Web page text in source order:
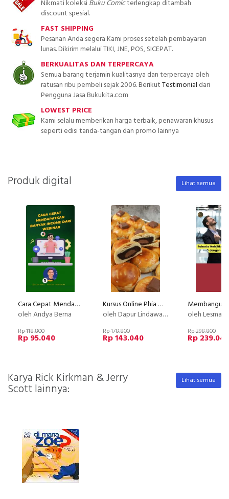
Nikmati koleksiBuku Comicterlengkap ditambah
discount spesial.
FAST SHIPPING
Pesanan Anda segera Kami proses setelah pembayaran
lunas. Dikirim melalui TIKI, JNE, POS, SICEPAT.
BERKUALITAS DAN TERPERCAYA
Semua barang terjamin kualitasnya dan terpercaya oleh
ratusan ribu pembeli sejak 2006. BerikutTestimonial dari
Pengguna Jasa Bukukita.com
LOWEST PRICE
Kami selalu memberikan harga terbaik, penawaran khusus
seperti edisi tanda-tangan dan promo lainnya
Produk digital Lihat semua
Cara Cepat Mendapatkan Banyak Income dari Webinar
oleh Andya Berna
Rp 118.800
Rp 95.040
Kursus Online Phia Ma Dapur Lindawaty PU
oleh Dapur Lindawaty
Rp 178.800
Rp 143.040
oleh
Rp 298.800
Rp
Karya Rick Kirkman & Jerry
Scott lainnya:
Lihat semua